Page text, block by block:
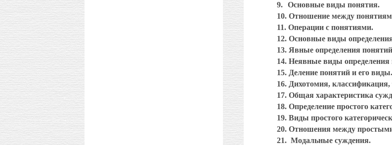
9.
Основные виды понятия.
10. Отношение между
11. Операции с понятиями.
12. Основные виды
13. Явные определения
14. Неявные виды определения
15. Деление понятий и его виды.
16. Дихотомия, классификация,
17. Общая характеристика
18. Определение простого
19. Виды простого
20. Отношения между
21. Модальные суждения.